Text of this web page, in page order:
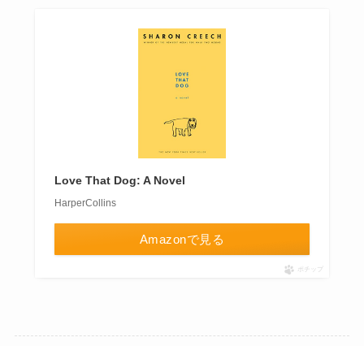
Love That Dog: A Novel
HarperCollins
Amazonで見る
ポチップ